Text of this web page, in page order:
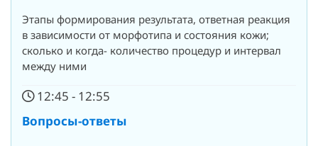
Этапы формирования результата, ответная реакция
в зависимости от морфотипа и состояния кожи;
сколько и когда- количество процедур и интервал
между ними
12:45 - 12:55
Вопросы-ответы